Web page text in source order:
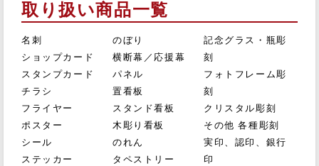
取り扱い商品一覧
名刺
ショップカード
スタンプカード
チラシ
フライヤー
ポスター
シール
ステッカー
のぼり
横断幕／応援幕
パネル
置看板
スタンド看板
木彫り看板
のれん
タペストリー
記念グラス・瓶彫
刻
フォトフレーム彫
刻
クリスタル彫刻
その他 各種彫刻
実印、認印、銀行
印